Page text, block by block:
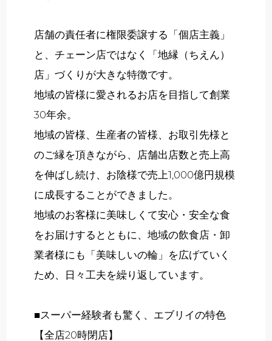
店舗の責任者に権限委譲する「個店主義」
と、チェーン店ではなく「地縁（ちえん）
店」づくりが大きな特徴です。
地域の皆様に愛されるお店を目指して創業
30年余。
地域の皆様、生産者の皆様、お取引先様と
のご縁を頂きながら、店舗出店数と売上高
を伸ばし続け、お陰様で売上1,000億円規模
に成長することができました。
地域のお客様に美味しくて安心・安全な食
をお届けするとともに、地域の飲食店・卸
業者様にも「美味しいの輪」を広げていく
ため、日々工夫を繰り返しています。
■スーパー経験者も驚く、エブリイの特色
【全店20時閉店】